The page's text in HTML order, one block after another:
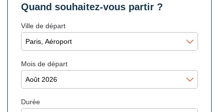
Quand souhaitez-vous partir ?
Ville de départ
Mois de départ
Durée